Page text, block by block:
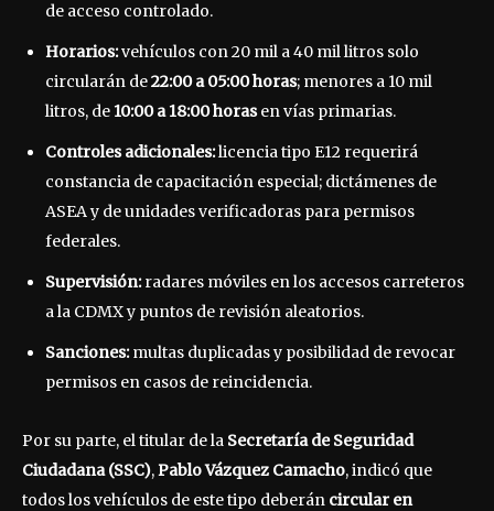
de acceso controlado.
Horarios:vehículos con 20 mil a 40 mil litros solo
circularán de22:00 a 05:00 horas; menores a 10 mil
litros, de 10:00 a 18:00 horasen vías primarias.
Controles adicionales:licencia tipo E12 requerirá
constancia de capacitación especial; dictámenes de
ASEA y de unidades verificadoras para permisos
federales.
Supervisión:radares móviles en los accesos carreteros
a la CDMX y puntos de revisión aleatorios.
Sanciones:multas duplicadas y posibilidad de revocar
permisos en casos de reincidencia.
Por su parte, el titular de la Secretaría de Seguridad
Ciudadana (SSC),Pablo Vázquez Camacho, indicó que
todos los vehículos de este tipo deberán circular en